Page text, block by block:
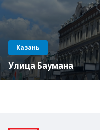
Казань
Улица Баумана